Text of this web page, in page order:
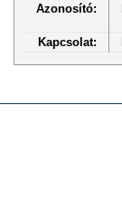
Azonosító:
Kapcsolat: